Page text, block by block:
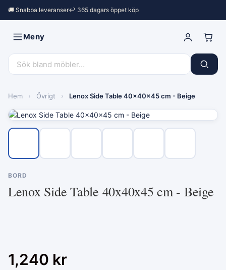
🚚 Snabba leveranser↩︎ 365 dagars öppet köp
Meny
Hem › Övrigt › Lenox Side Table 40x40x45 cm - Beige
BORD
Lenox Side Table 40x40x45 cm - Beige
1,240 kr